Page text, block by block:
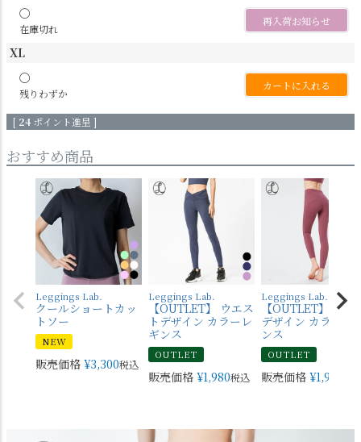
〇
在庫切れ
再入荷お知らせ
XL
〇
残りわずか
カートに入れる
[ 24 ポイント進呈 ]
おすすめ商品
Leggings Lab.
クールショートカッ
トソー
NEW
販売価格 ¥3,300税込
Leggings Lab.
【OUTLET】 ウエス
トデザイン カラーレ
ギンス
OUTLET
販売価格 ¥1,980税込
Leggings Lab.
【OUTLET】 バッ
デザイン カラーレ
ンス
OUTLET
販売価格 ¥1,980